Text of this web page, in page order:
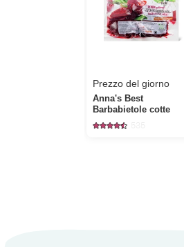
Prezzo del giorno
Anna's Best
Barbabietole cotte